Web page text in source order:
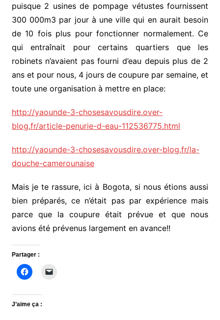
puisque 2 usines de pompage vétustes fournissent
300 000m3 par jour à une ville qui en aurait besoin
de 10 fois plus pour fonctionner normalement. Ce
qui entraînait pour certains quartiers que les
robinets n’avaient pas fourni d’eau depuis plus de 2
ans et pour nous, 4 jours de coupure par semaine, et
toute une organisation à mettre en place:
http://yaounde-3-chosesavousdire.over-
blog.fr/article-penurie-d-eau-112536775.html
http://yaounde-3-chosesavousdire.over-blog.fr/la-
douche-camerounaise
Mais je te rassure, ici à Bogota, si nous étions aussi
bien préparés, ce n’était pas par expérience mais
parce que la coupure était prévue et que nous
avions été prévenus largement en avance!!
Partager :
J’aime ça :